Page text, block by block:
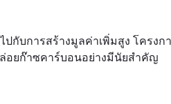
บการสร้างมูลค่าเพิ่มสูง โครงก
อยก๊าซคาร์บอนอย่างมีนัยสำคัญ